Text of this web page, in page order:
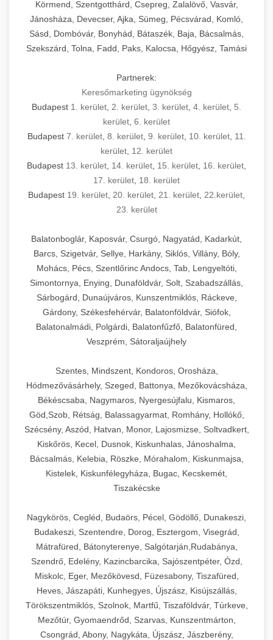
Körmend, Szentgotthárd, Csepreg, Zalalövő, Vasvár,
Jánosháza, Devecser, Ajka, Sümeg, Pécsvárad, Komló,
Sásd, Dombóvár, Bonyhád, Bátaszék, Baja, Bácsalmás,
Szekszárd, Tolna, Fadd, Paks, Kalocsa, Hőgyész, Tamási
Partnerek:
Keresőmarketing ügynökség
Budapest 1. kerület 2. kerület 3. kerület 4. kerület 5.
kerület 6. kerület
Budapest 7. kerület, 8. kerület, 9. kerület, 10. kerület, 11.
kerület 12. kerület
Budapest 13. kerület 14. kerület 15. kerület 16. kerület
17. kerület 18. kerület
Budapest 19. kerület 20. kerület 21. kerület 22.kerület
23. kerület
Balatonboglár, Kaposvár, Csurgó, Nagyatád, Kadarkút,
Barcs, Szigetvár, Sellye, Harkány, Siklós, Villány, Bóly,
Mohács, Pécs, Szentlőrinc Andocs, Tab, Lengyeltóti,
Simontornya, Enying, Dunaföldvár, Solt, Szabadszállás,
Sárbogárd, Dunaújváros, Kunszentmiklós, Ráckeve,
Gárdony, Székesfehérvár, Balatonföldvár, Siófok,
Balatonalmádi, Polgárdi, Balatonfűzfő, Balatonfüred,
Veszprém, Sátoraljaújhely
Szentes, Mindszent, Kondoros, Orosháza,
Hódmezővásárhely, Szeged, Battonya, Mezőkovácsháza,
Békéscsaba, Nagymaros, Nyergesújfalu, Kismaros,
Göd,Szob, Rétság, Balassagyarmat, Romhány, Hollókő,
Szécsény, Aszód, Hatvan, Monor, Lajosmizse, Soltvadkert,
Kiskőrös, Kecel, Dusnok, Kiskunhalas, Jánoshalma,
Bácsalmás, Kelebia, Röszke, Mórahalom, Kiskunmajsa,
Kistelek, Kiskunfélegyháza, Bugac, Kecskemét,
Tiszakécske
Nagykörös, Cegléd, Budaörs, Pécel, Gödöllő, Dunakeszi,
Budakeszi, Szentendre, Dorog, Esztergom, Visegrád,
Mátrafüred, Bátonyterenye, Salgótarján,Rudabánya,
Szendrő, Edelény, Kazincbarcika, Sajószentpéter, Ózd,
Miskolc, Eger, Mezőkövesd, Füzesabony, Tiszafüred,
Heves, Jászapáti, Kunhegyes, Újszász, Kisújszállás,
Törökszentmiklós, Szolnok, Martfű, Tiszaföldvár, Túrkeve,
Mezőtúr, Gyomaendrőd, Szarvas, Kunszentmárton,
Csongrád, Abony, Nagykáta, Újszász, Jászberény,